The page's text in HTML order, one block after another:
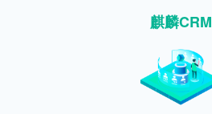
麒麟CRM